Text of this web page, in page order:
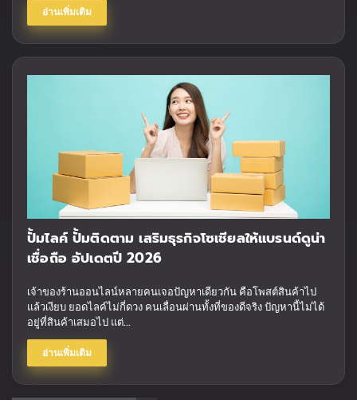
อ่านเพิ่มเติม
ปั้มไลค์ ปั้มติดตาม เสริมธุรกิจโซเชียลให้แบรนด์ดูน่า
เชื่อถือ อัปเดตปี 2026
เจ้าของร้านออนไลน์หลายคนเจอปัญหาเดียวกัน คือโพสต์สินค้าไป
แล้วเงียบ ยอดไลค์ไม่กี่ดวง คนเลื่อนผ่านทั้งที่ของดีจริง ปัญหานี้ไม่ได้
อยู่ที่สินค้าเสมอไป แต่...
อ่านเพิ่มเติม